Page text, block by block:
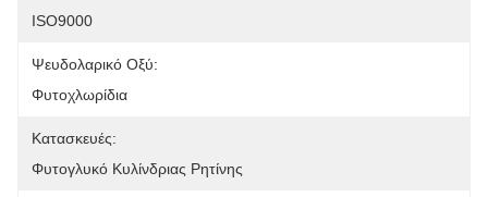
ISO9000
Ψευδολαρικό Οξύ:
Φυτοχλωρίδια
Κατασκευές:
Φυτογλυκό Κυλίνδριας Ρητίνης